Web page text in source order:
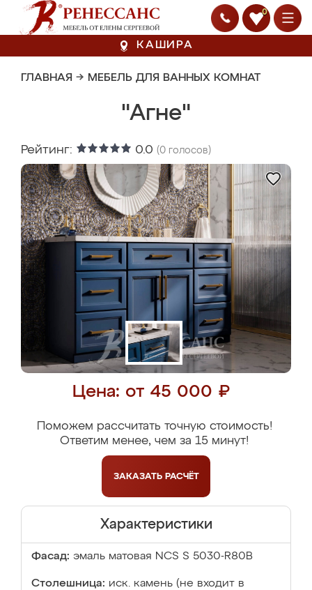
0
КАШИРА
ГЛАВНАЯ → МЕБЕЛЬ ДЛЯ ВАННЫХ КОМНАТ
"Агне"
Рейтинг: 0.0 (0 голосов)
Цена: от 45 000 ₽
Поможем рассчитать точную стоимость!
Ответим менее, чем за 15 минут!
ЗАКАЗАТЬ РАСЧЁТ
Характеристики
Фасад: эмаль матовая NCS S 5030-R80B
Столешница: иск. камень (не входит в